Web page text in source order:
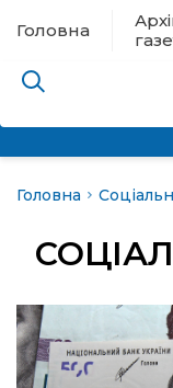
Головна
евакуації
новини
Головна